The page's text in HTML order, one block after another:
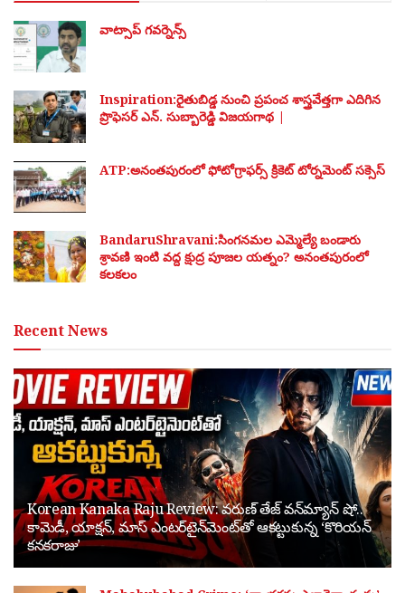
వాట్సాప్ గవర్నెన్స్
Inspiration:రైతుబిడ్డ నుంచి ప్రపంచ శాస్త్రవేత్తగా ఎదిగిన
ప్రొఫెసర్ ఎన్. సుబ్బారెడ్డి విజయగాథ |
ATP:అనంతపురంలో ఫోటోగ్రాఫర్స్ క్రికెట్ టోర్నమెంట్ సక్సెస్
BandaruShravani:సింగనమల ఎమ్మెల్యే బండారు
శ్రావణి ఇంటి వద్ద క్షుద్ర పూజల యత్నం? అనంతపురంలో
కలకలం
Recent News
Korean Kanaka Raju Review: వరుణ్ తేజ్ వన్‌మ్యాన్ షో..
కామెడీ, యాక్షన్, మాస్ ఎంటర్‌టైన్‌మెంట్‌తో ఆకట్టుకున్న ‘కొరియన్
కనకరాజు’